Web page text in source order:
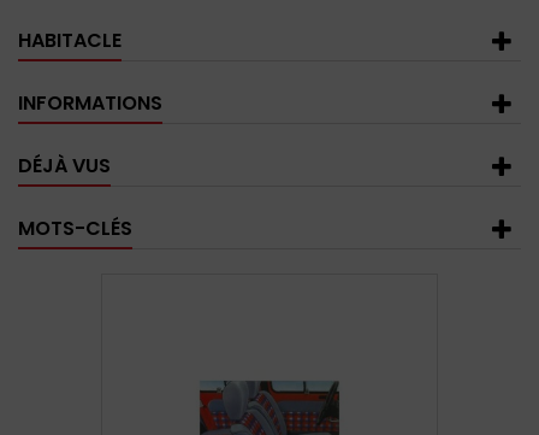
HABITACLE
INFORMATIONS
DÉJÀ VUS
MOTS-CLÉS